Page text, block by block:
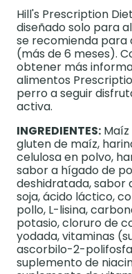
Hill's Prescription
diseñado solo para
se recomienda para
(más de 6 meses).
obtener más
alimentos
perro a seguir
activa.
INGREDIENTES:
gluten de maíz,
celulosa en polvo,
sabor a hígado de
deshidratada, sabor
soja, ácido láctico,
pollo, L-lisina,
potasio, cloruro de
yodada, vitaminas
ascorbilo-2-
suplemento de